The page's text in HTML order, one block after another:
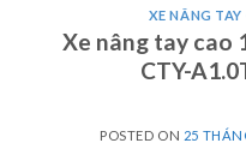
XE NÂNG
Xe nâng tay cao
CTY-
POSTED ON 25